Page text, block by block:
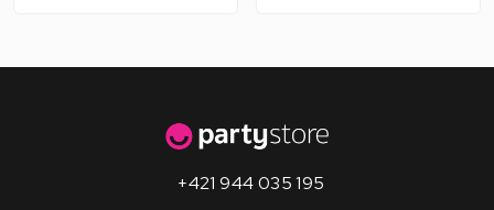
+421 944 035 195